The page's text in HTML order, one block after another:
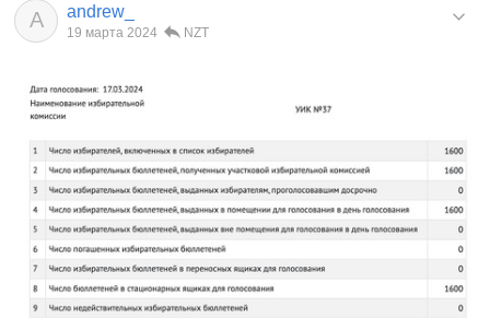
A andrew_
19 марта 2024 NZT